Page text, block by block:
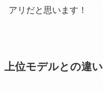
アリだと思います！
上位モデルとの違い